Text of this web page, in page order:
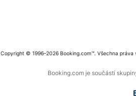
Copyright © 1996–2026 Booking.com™. Všechna práva
Booking.com je součástí